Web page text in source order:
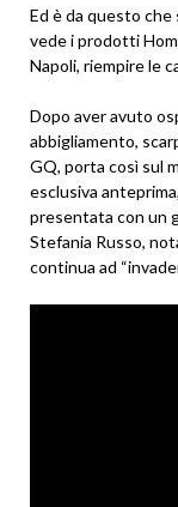
Ed è da questo
vede i prodotti
Napoli, riempire le
Dopo aver avuto
abbigliamento,
GQ, porta così sul
esclusiva
presentata con un
Stefania Russo,
continua ad